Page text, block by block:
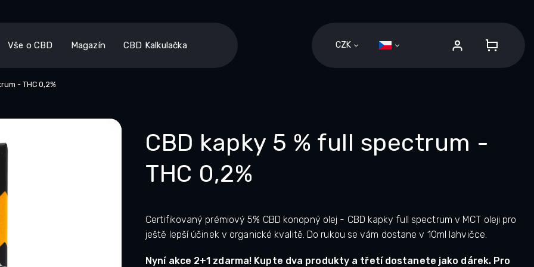
Vše o CBD Magazín CBD Kalkulačka CZK
KOŠÍK
- THC 0,2%
CBD kapky 5 % full spectrum -
THC 0,2%
Certifikovaný prémiový 5% CBD konopný olej - CBD kapky full spectrum v MCT oleji pro
ještě lepší účinek v organické kvalitě. Do rukou se vám dostane v 10ml lahvičce.
Nyní akce 2+1 zdarma! Kupte dva produkty a třetí dostanete jako dárek. Pro